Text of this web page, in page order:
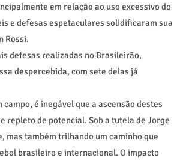
em relação ao uso excessivo do
e defesas espetaculares solidificaram sua
Rossi.
defesas realizadas no Brasileirão,
despercebida, com sete delas já
é inegável que a ascensão destes
repleto de potencial. Sob a tutela de Jorge
mas também trilhando um caminho que
brasileiro e internacional. O impacto